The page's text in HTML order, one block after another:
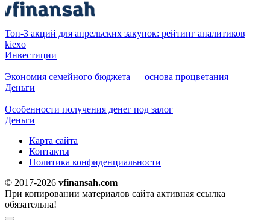
Топ-3 акций для апрельских закупок: рейтинг аналитиков
kiexo
Инвестиции
Экономия семейного бюджета — основа процветания
Деньги
Особенности получения денег под залог
Деньги
Карта сайта
Контакты
Политика конфиденциальности
© 2017-2026 vfinansah.com
При копировании материалов сайта активная ссылка
обязательна!